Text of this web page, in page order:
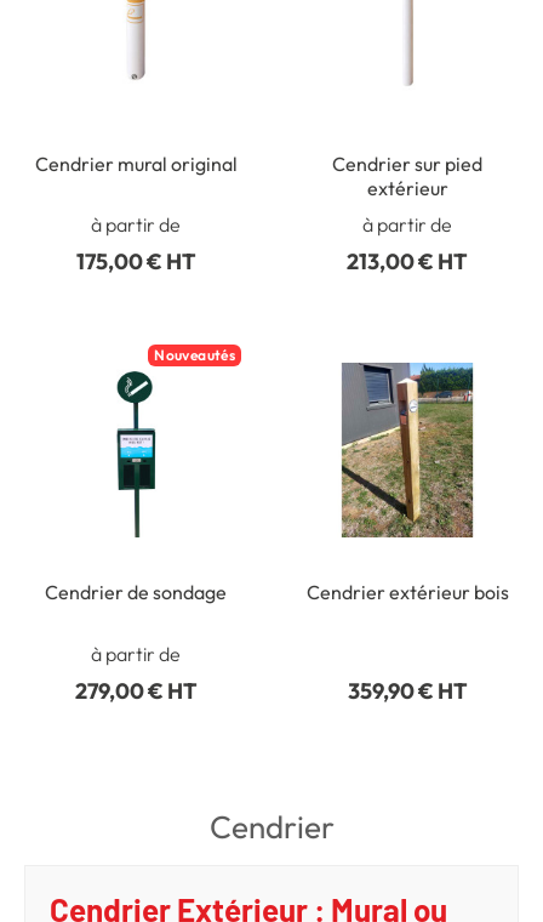
Cendrier mural original
à partir de
175,00 € HT
Cendrier sur pied
extérieur
à partir de
213,00 € HT
Nouveautés
Cendrier de sondage
à partir de
279,00 € HT
Cendrier extérieur bois
359,90 € HT
Cendrier
Cendrier Extérieur : Mural ou